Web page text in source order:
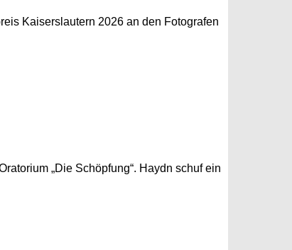
Kaiserslautern 2026 an den Fotografen
„Die Schöpfung“. Haydn schuf ein